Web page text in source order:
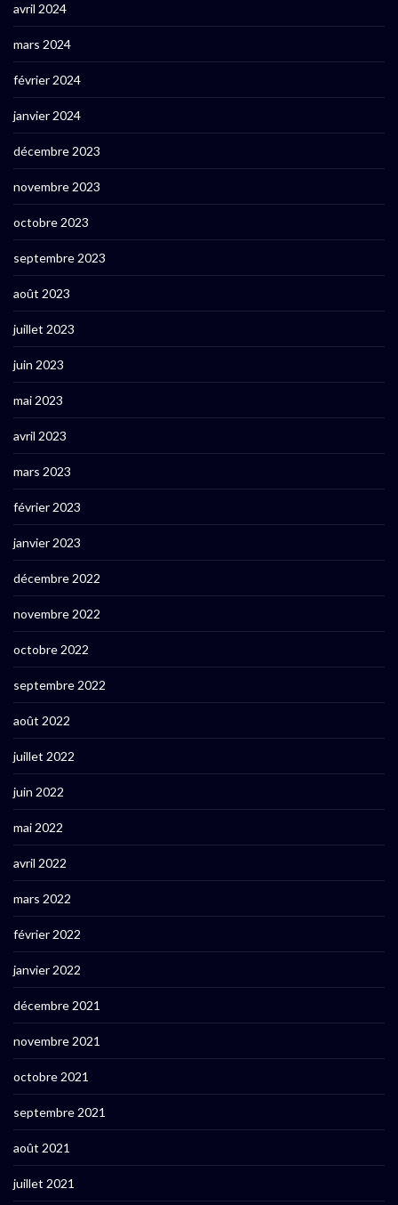
avril 2024
mars 2024
février 2024
janvier 2024
décembre 2023
novembre 2023
octobre 2023
septembre 2023
août 2023
juillet 2023
juin 2023
mai 2023
avril 2023
mars 2023
février 2023
janvier 2023
décembre 2022
novembre 2022
octobre 2022
septembre 2022
août 2022
juillet 2022
juin 2022
mai 2022
avril 2022
mars 2022
février 2022
janvier 2022
décembre 2021
novembre 2021
octobre 2021
septembre 2021
août 2021
juillet 2021